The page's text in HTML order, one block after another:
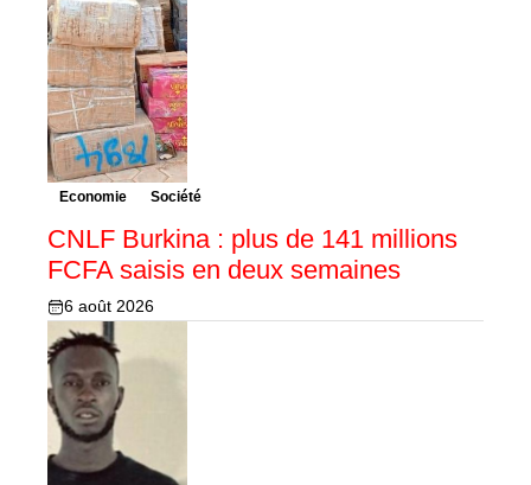
Economie Société
CNLF Burkina : plus de 141 millions
FCFA saisis en deux semaines
6 août 2026